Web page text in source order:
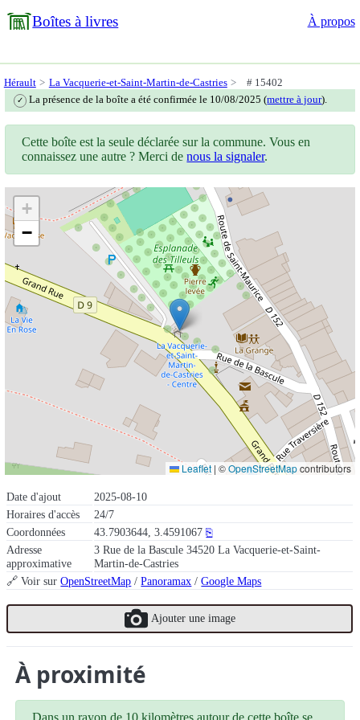
Boîtes à livres À propos
Hérault La Vacquerie-et-Saint-Martin-de-Castries # 15402
✓ La présence de la boîte a été confirmée le 10/08/2025 (mettre à jour).
Date d'ajout
2025-08-10
Horaires d'accès
24/7
Coordonnées
43.7903644, 3.4591067 ⎘
Adresse
approximative
3 Rue de la Bascule 34520 La Vacquerie-et-Saint-
Martin-de-Castries
🔗 Voir surOpenStreetMap /Panoramax /Google Maps
Ajouter une image
Cette boîte est la seule déclarée sur la commune. Vous en
connaissez une autre ? Merci denous la signaler.
+
−
Leaflet | ©OpenStreetMapcontributors
À proximité